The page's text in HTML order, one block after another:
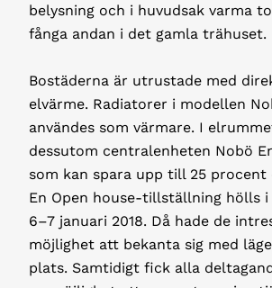
belysning och i huvudsak varma
fånga andan i det gamla trähuset.
Bostäderna är utrustade med
elvärme. Radiatorer i modellen
användes som värmare. I
dessutom centralenheten Nobö
som kan spara upp till 25 procent
En Open house-tillställning hölls
6–7 januari 2018. Då hade de
möjlighet att bekanta sig med
plats. Samtidigt fick alla